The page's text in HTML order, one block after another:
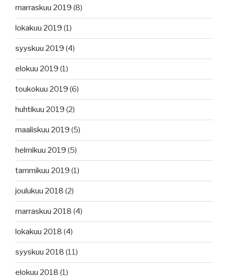
marraskuu 2019 (8)
lokakuu 2019 (1)
syyskuu 2019 (4)
elokuu 2019 (1)
toukokuu 2019 (6)
huhtikuu 2019 (2)
maaliskuu 2019 (5)
helmikuu 2019 (5)
tammikuu 2019 (1)
joulukuu 2018 (2)
marraskuu 2018 (4)
lokakuu 2018 (4)
syyskuu 2018 (11)
elokuu 2018 (1)